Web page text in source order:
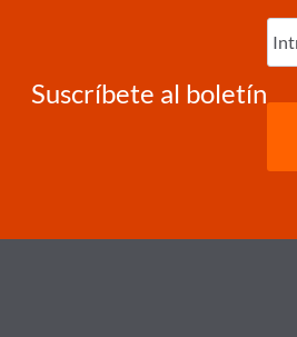
Suscríbete al boletín